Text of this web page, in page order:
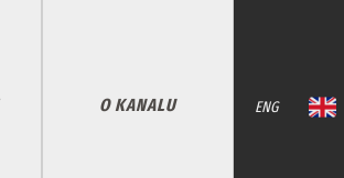
O KANALU ENG